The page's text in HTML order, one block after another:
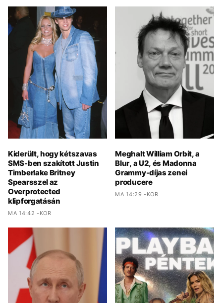
Kiderült, hogy kétszavas
SMS-ben szakított Justin
Timberlake Britney
Spearsszel az
Overprotected
klipforgatásán
MA 14:42 -KOR
Meghalt William Orbit, a
Blur, a U2, és Madonna
Grammy-díjas zenei
producere
MA 14:29 -KOR